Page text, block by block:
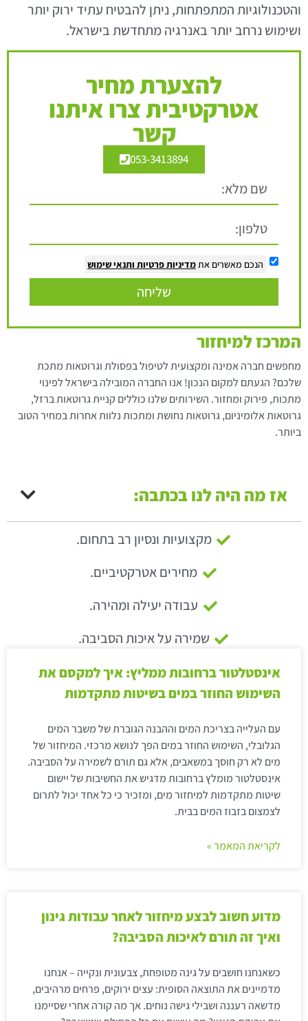
והטכנולוגיות המתפתחות, ניתן להבטיח עתיד ירוק יותר
ושימוש נרחב יותר באנרגיה מתחדשת בישראל.
להצערת מחיר
אטרקטיבית צרו איתנו
קשר
053-3413894
הנכם מאשרים אתמדיניות פרטיות ותנאי שימוש
שליחה
המרכז למיחזור
מחפשים חברה אמינה ומקצועית לטיפול בפסולת וגרוטאות מתכת
שלכם? הגעתם למקום הנכון! אנו החברה המובילה בישראל לפינוי
מתכות, פירוק ומחזור. השירותים שלנו כוללים קניית גרוטאות ברזל,
גרוטאות אלומיניום, גרוטאות נחושת ומתכות נלוות אחרות במחיר הטוב
ביותר.
אז מה היה לנו בכתבה:
מקצועיות ונסיון רב בתחום.
מחירים אטרקטיביים.
עבודה יעילה ומהירה.
שמירה על איכות הסביבה.
אינסטלטור ברחובות ממליץ: איך למקסם את
השימוש החוזר במים בשיטות מתקדמות
עם העלייה בצריכת המים וההבנה הגוברת של משבר המים
הגלובלי, השימוש החוזר במים הפך לנושא מרכזי. המיחזור של
מים לא רק חוסך במשאבים, אלא גם תורם לשמירה על הסביבה.
אינסטלטור מומלץ ברחובות מדגיש את החשיבות של יישום
שיטות מתקדמות למיחזור מים, ומזכיר כי כל אחד יכול לתרום
לצמצום בזבוז המים בבית.
לקריאת המאמר »
מדוע חשוב לבצע מיחזור לאחר עבודות גינון
ואיך זה תורם לאיכות הסביבה?
כשאנחנו חושבים על גינה מטופחת, צבעונית ונקייה – אנחנו
מדמיינים את התוצאה הסופית: עצים ירוקים, פרחים מרהיבים,
מדשאה רעננה ושבילי גישה נוחים. אך מה קורה אחרי שסיימנו